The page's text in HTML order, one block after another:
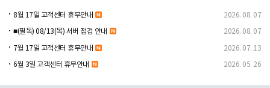
8월 17일 고객센터 휴무안내 2026. 08. 07
■(필독) 08/13(목) 서버 점검 안내 2026. 08. 07
7월 17일 고객센터 휴무안내 2026. 07. 13
6월 3일 고객센터 휴무안내 2026. 05. 26